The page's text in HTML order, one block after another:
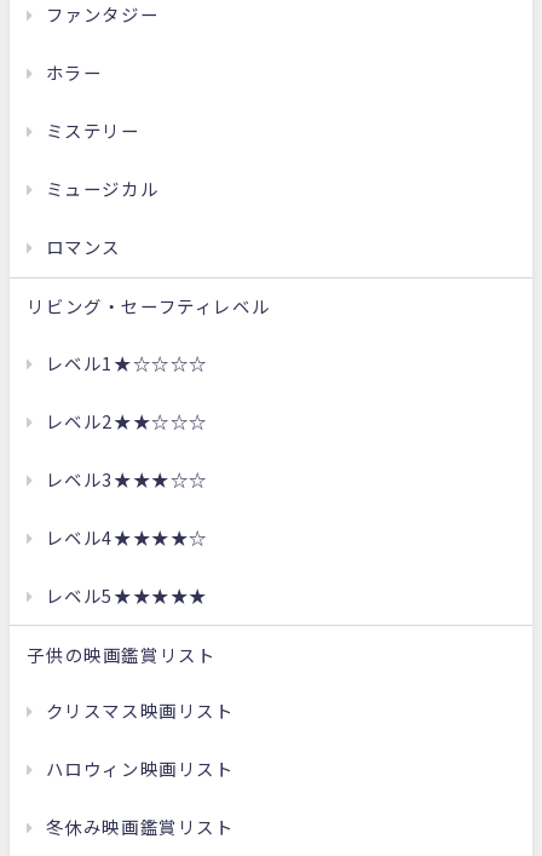
ファンタジー
ホラー
ミステリー
ミュージカル
ロマンス
リビング・セーフティレベル
レベル1★☆☆☆☆
レベル2★★☆☆☆
レベル3★★★☆☆
レベル4★★★★☆
レベル5★★★★★
子供の映画鑑賞リスト
クリスマス映画リスト
ハロウィン映画リスト
冬休み映画鑑賞リスト